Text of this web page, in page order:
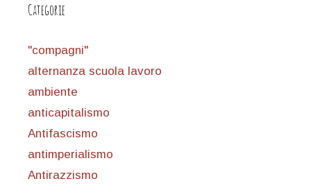
Categorie
"compagni"
alternanza scuola lavoro
ambiente
anticapitalismo
Antifascismo
antimperialismo
Antirazzismo